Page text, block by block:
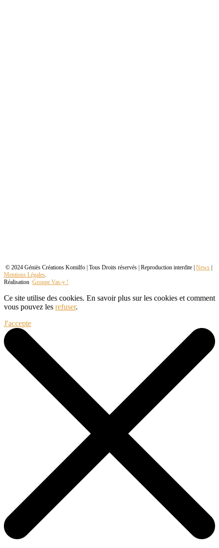
© 2024 Géniès Créations Komilfo | Tous Droits réservés | Reproduction interdite | News |
Mentions Légales
Réalisation Groupe Vas-y !
Ce site utilise des cookies. En savoir plus sur les cookies et comment
vous pouvez les refuser.
J'accepte